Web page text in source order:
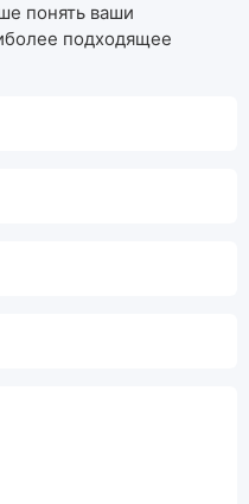
понять ваши
подходящее